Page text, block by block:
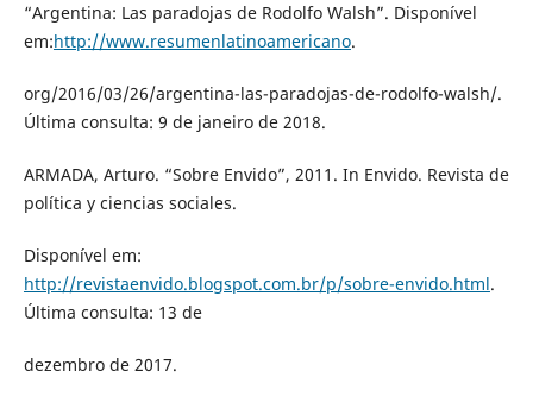
“Argentina: Las paradojas de Rodolfo Walsh”. Disponível
em:http://www.resumenlatinoamericano.
org/2016/03/26/argentina-las-paradojas-de-rodolfo-walsh/.
Última consulta: 9 de janeiro de 2018.
ARMADA, Arturo. “Sobre Envido”, 2011. In Envido. Revista de
política y ciencias sociales.
Disponível em:
http://revistaenvido.blogspot.com.br/p/sobre-envido.html.
Última consulta: 13 de
dezembro de 2017.